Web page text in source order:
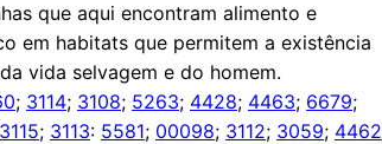
que aqui encontram alimento e
em habitats que permitem a existência
vida selvagem e do homem.
; 3114; 3108; 5263; 4428; 4463; 6679;
3115; 3113: 5581; 00098; 3112; 3059; 4462